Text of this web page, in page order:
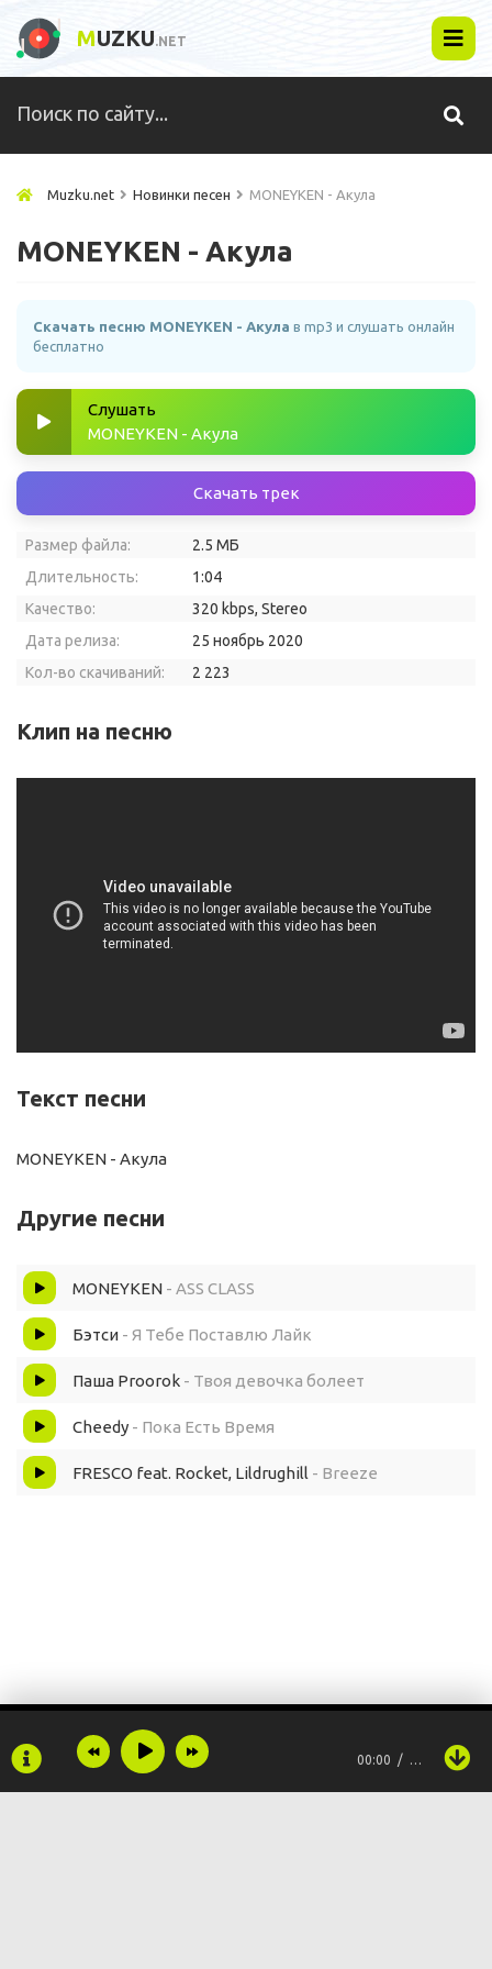
MUZKU.NET
Muzku.net Новинки песен MONEYKEN - Акула
MONEYKEN - Акула
Скачать песню MONEYKEN - Акула в mp3 и слушать онлайн
бесплатно
Слушать
MONEYKEN - Акула
Скачать трек
Размер файла:
2.5 МБ
Длительность:
1:04
Качество:
320 kbps, Stereo
Дата релиза:
25 ноябрь 2020
Кол-во скачиваний:
2 223
Клип на песню
Текст песни
MONEYKEN - Акула
Другие песни
MONEYKEN - ASS CLASS
Бэтси - Я Тебе Поставлю Лайк
Паша Proorok - Твоя девочка болеет
Cheedy - Пока Есть Время
FRESCO feat. Rocket, Lildrughill - Breeze
00:00